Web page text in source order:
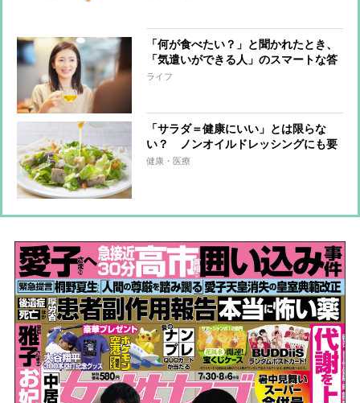
「何が食べたい？」と聞かれたとき、
「気遣いができる人」のスマートな答
え方
ライフ
「サラダ＝健康にいい」とは限らな
い？ ノンオイルドレッシングにも要
注意「糖質多いことも」
健康・医療